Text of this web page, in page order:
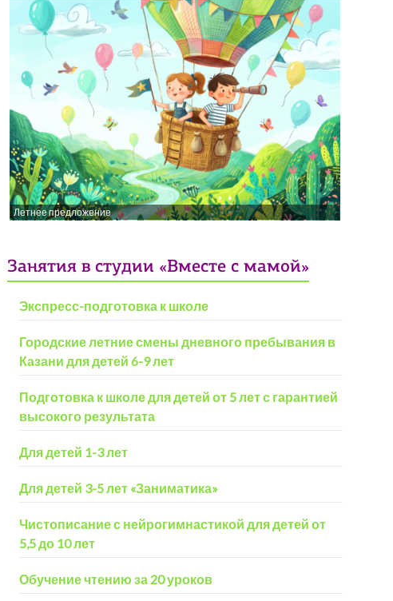
Летнее предложение
Занятия в студии «Вместе с мамой»
Экспресс-подготовка к школе
Городские летние смены дневного пребывания в
Казани для детей 6-9 лет
Подготовка к школе для детей от 5 лет с гарантией
высокого результата
Для детей 1-3 лет
Для детей 3-5 лет «Заниматика»
Чистописание с нейрогимнастикой для детей от
5,5 до 10 лет
Обучение чтению за 20 уроков